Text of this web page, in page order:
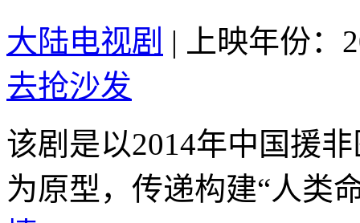
大陆电视剧 |
上映年份：
去抢沙发
该剧是以2014年中国援
为原型，传递构建“人类